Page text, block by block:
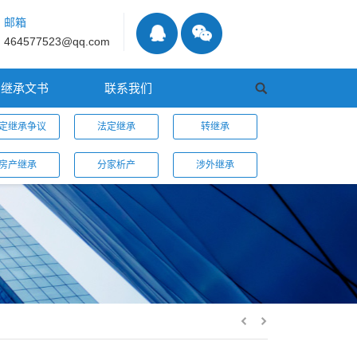
邮箱
464577523@qq.com
继承文书 联系我们
继承争议 法定继承 转继承
产继承 分家析产 涉外继承